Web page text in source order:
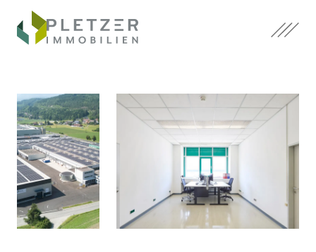
Inhalt
springen.
springen.
Zum
Footer
springen.